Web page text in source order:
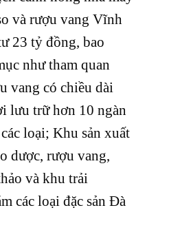
và rượu vang Vĩnh
23 tỷ đồng, bao
như tham quan
vang có chiều dài
lưu trữ hơn 10 ngàn
loại; Khu sản xuất
dược, rượu vang,
và khu trải
các loại đặc sản Đà